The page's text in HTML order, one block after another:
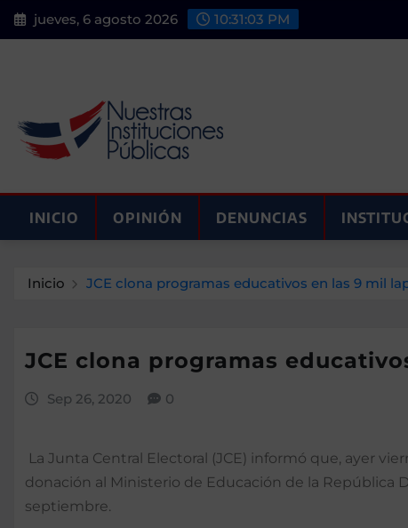
Saltar
al
jueves, 6 agosto 2026 10:31:04 PM
INICIO OPINIÓN DENUNCIAS
Inicio JCE clona programas educativos en las 9 mil
JCE clona programas
Sep 26, 2020 0
La Junta Central Electoral (JCE) informó que, ayer
donación al Ministerio de Educación de la República
septiembre.